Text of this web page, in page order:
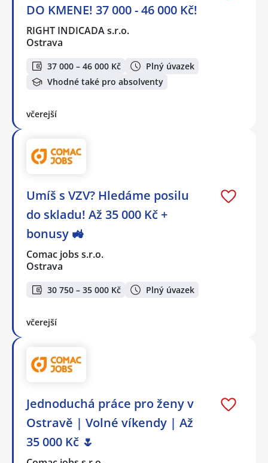
DO KMENE! 37 000 - 46 000 Kč!
RIGHT INDICADA s.r.o.
Ostrava
37 000 – 46 000 Kč
Plný úvazek
Vhodné také pro absolventy
včerejší
Umíš s VZV? Hledáme posilu
do skladu! Až 35 000 Kč +
bonusy 🚜
Comac jobs s.r.o.
Ostrava
30 750 – 35 000 Kč Plný úvazek
včerejší
Jednoduchá práce pro ženy v
Ostravě | Volné víkendy | Až
35 000 Kč 🌷